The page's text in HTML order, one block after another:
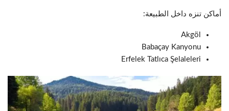
أماكن تنزه داخل الطبيعة:
Akgöl
Babaçay Kanyonu
Erfelek Tatlıca Şelaleleri